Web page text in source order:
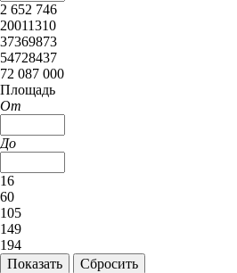
2 652 746
20011310
37369873
54728437
72 087 000
Площадь
От
До
16
60
105
149
194